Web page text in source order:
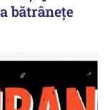
bătrânețe